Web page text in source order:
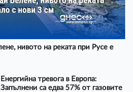
нивото на реката при Русе е
Енергийна тревога в Европа:
Запълнени са едва 57% от газовите